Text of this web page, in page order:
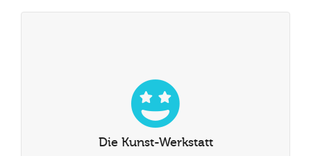
Die Kunst-Werkstatt
Sie haben auch die Möglichkeit an einen Kunstkurs
teilzunehmen. Sie werden einfach Zeichnentechniken
lernen oder Sie können Ihre Kunstfähigkeiten durch das
Studieren von traditionellen Malereitechniken verbessern.